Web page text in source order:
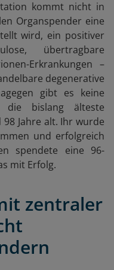
kommt nicht in
Organspender eine
wird, ein positiver
übertragbare
Erkrankungen –
degenerative
gibt es keine
die bislang älteste
Jahre alt. Ihr wurde
und erfolgreich
spendete eine 96-
mit Erfolg.
zentraler